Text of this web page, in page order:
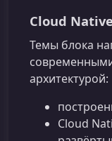
Cloud Native
Темы блока
архитектурой:
Cloud